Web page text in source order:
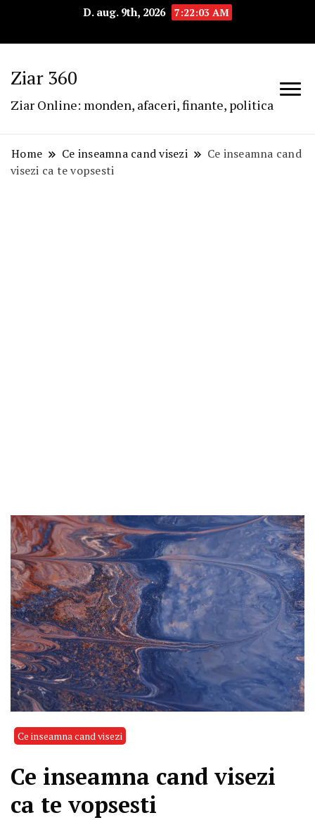
D. aug. 9th, 2026 7:22:04 AM
Ziar 360
Ziar Online: monden, afaceri, finante, politica
Home Ce inseamna cand visezi
Ce inseamna cand
visezi ca te vopsesti
Ce inseamna cand visezi
Ce inseamna cand visezi
ca te vopsesti